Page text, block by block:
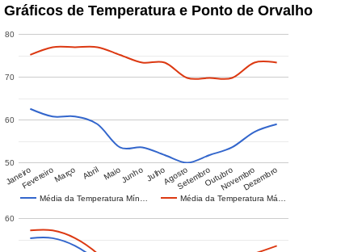
Gráficos de Temperatura e Ponto de Orvalho
Média da Temperatura Mín… Média da Temperatura Má…
JaneiroFevereiroMarço Abril MaioJunho JulhoAgostoSetembroOutubroNovembroDezembro
50
60
70
80
60